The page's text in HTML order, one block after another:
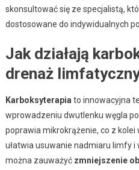
skonsultować się ze specjalistą,
dostosowane do indywidualnych
Jak działają
drenaż
Karboksyterapiato innowacyjna
wprowadzeniu dwutlenku węgla
poprawia mikrokrążenie, co z
ułatwia usuwanie nadmiaru limfy i
można zauważyć zmniejszenie